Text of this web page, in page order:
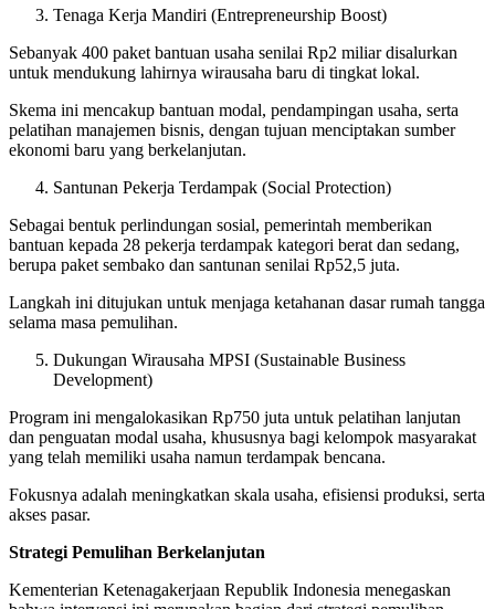
Tenaga Kerja Mandiri (Entrepreneurship Boost)
Sebanyak 400 paket bantuan usaha senilai Rp2 miliar disalurkan
untuk mendukung lahirnya wirausaha baru di tingkat lokal.
Skema ini mencakup bantuan modal, pendampingan usaha, serta
pelatihan manajemen bisnis, dengan tujuan menciptakan sumber
ekonomi baru yang berkelanjutan.
Santunan Pekerja Terdampak (Social Protection)
Sebagai bentuk perlindungan sosial, pemerintah memberikan
bantuan kepada 28 pekerja terdampak kategori berat dan sedang,
berupa paket sembako dan santunan senilai Rp52,5 juta.
Langkah ini ditujukan untuk menjaga ketahanan dasar rumah tangga
selama masa pemulihan.
Dukungan Wirausaha MPSI (Sustainable Business
Development)
Program ini mengalokasikan Rp750 juta untuk pelatihan lanjutan
dan penguatan modal usaha, khususnya bagi kelompok masyarakat
yang telah memiliki usaha namun terdampak bencana.
Fokusnya adalah meningkatkan skala usaha, efisiensi produksi, serta
akses pasar.
Strategi Pemulihan Berkelanjutan
Kementerian Ketenagakerjaan Republik Indonesia menegaskan